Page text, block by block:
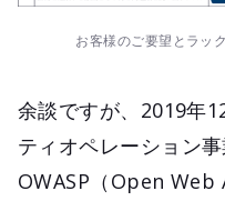
お客様のご要望とラッ
余談ですが、2019年
ティオペレーション
OWASP（Open